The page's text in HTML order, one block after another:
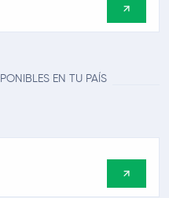
EN TU PAÍS